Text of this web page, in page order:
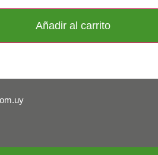
Añadir al carrito